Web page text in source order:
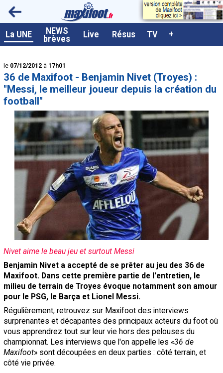
La UNE NEWS
brèves Live Résus TV +
<
le 07/12/2012 à 17h01
36 de Maxifoot - Benjamin Nivet (Troyes) :
"Messi, le meilleur joueur depuis la création du
football"
Nivet aime le beau jeu et surtout Messi
Benjamin Nivet a accepté de se prêter au jeu des 36 de
Maxifoot. Dans cette première partie de l'entretien, le
milieu de terrain de Troyes évoque notamment son amour
pour le PSG, le Barça et Lionel Messi.
Régulièrement, retrouvez sur Maxifoot des interviews
surprenantes et décapantes des principaux acteurs du foot où
vous apprendrez tout sur leur vie hors des pelouses du
championnat. Les interviews que l'on appelle les «36 de
Maxifoot» sont découpées en deux parties : côté terrain, et
côté vie privée.
A la UNE
Live / Matchs en direct
Résultats et Classements
Class. buteurs européens
Programme TV foot
Vidéos
Sondages
Tableau transferts L1
Taille de la police
Paramètrages / Options
Contact / Signaler un bug
Recrutement Maxifoot
Mentions légales
site web Maxifoot.fr